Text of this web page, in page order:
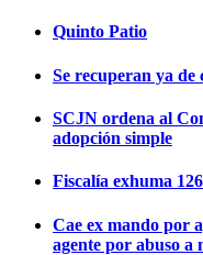
Quinto Patio
Se recuperan ya de
SCJN ordena al
adopción simple
Fiscalía exhuma
Cae ex mando por
agente por abuso a